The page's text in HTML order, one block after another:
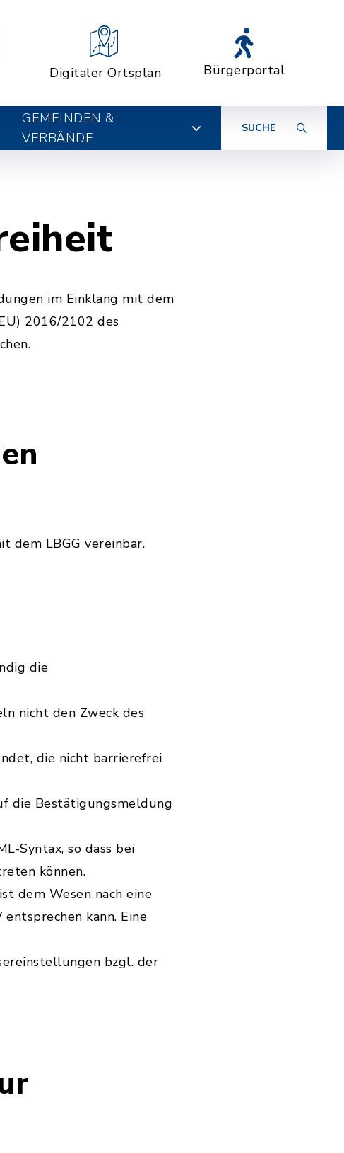
Digitaler Ortsplan Bürgerportal
GEMEINDEN &
VERBÄNDE
SUCHE
im Einklang mit dem
2016/2102 des
dem LBGG vereinbar.
die
nicht den Zweck des
die nicht barrierefrei
die Bestätigungsmeldung
Syntax, so dass bei
können.
dem Wesen nach eine
kann. Eine
bzgl. der